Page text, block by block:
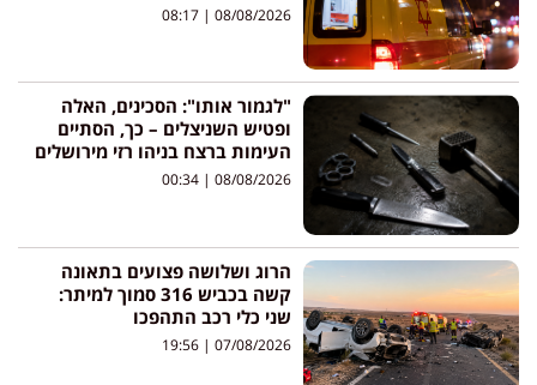
08/08/2026
"לגמור אותו": הסכינים, האלה
ופטיש השניצלים – כך, הסתיים
העימות ברצח בניהו רזי מירושלים
08/08/2026
הרוג ושלושה פצועים בתאונה
קשה בכביש 316 סמוך למיתר:
שני כלי רכב התהפכו
07/08/2026